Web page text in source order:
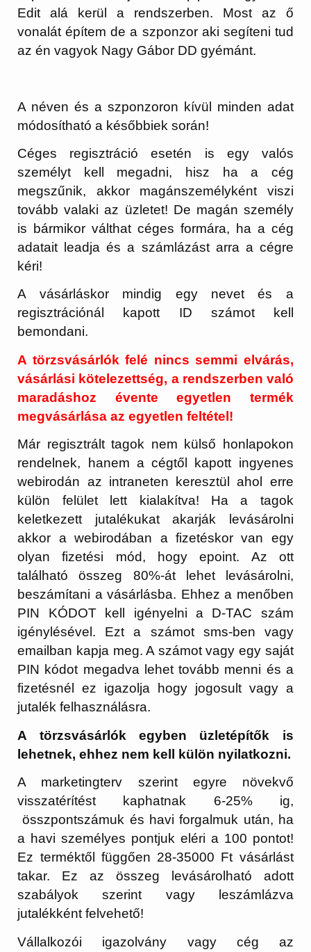
Edit alá kerül a rendszerben. Most az ő
vonalát építem de a szponzor aki segíteni tud
az én vagyok Nagy Gábor DD gyémánt.
A néven és a szponzoron kívül minden adat
módosítható a későbbiek során!
Céges regisztráció esetén is egy valós
személyt kell megadni, hisz ha a cég
megszűnik, akkor magánszemélyként viszi
tovább valaki az üzletet! De magán személy
is bármikor válthat céges formára, ha a cég
adatait leadja és a számlázást arra a cégre
kéri!
A vásárláskor mindig egy nevet és a
regisztrációnál kapott ID számot kell
bemondani.
A törzsvásárlók felé nincs semmi elvárás,
vásárlási kötelezettség, a rendszerben való
maradáshoz évente egyetlen termék
megvásárlása az egyetlen feltétel!
Már regisztrált tagok nem külső honlapokon
rendelnek, hanem a cégtől kapott ingyenes
webirodán az intraneten keresztül ahol erre
külön felület lett kialakítva! Ha a tagok
keletkezett jutalékukat akarják levásárolni
akkor a webirodában a fizetéskor van egy
olyan fizetési mód, hogy epoint. Az ott
található összeg 80%-át lehet levásárolni,
beszámítani a vásárlásba. Ehhez a menőben
PIN KÓDOT kell igényelni a D-TAC szám
igénylésével. Ezt a számot sms-ben vagy
emailban kapja meg. A számot vagy egy saját
PIN kódot megadva lehet tovább menni és a
fizetésnél ez igazolja hogy jogosult vagy a
jutalék felhasználásra.
A törzsvásárlók egyben üzletépítők is
lehetnek, ehhez nem kell külön nyilatkozni.
A marketingterv szerint egyre növekvő
visszatérítést kaphatnak 6-25% ig,
összpontszámuk és havi forgalmuk után, ha
a havi személyes pontjuk eléri a 100 pontot!
Ez terméktől függően 28-35000 Ft vásárlást
takar. Ez az összeg levásárolható adott
szabályok szerint vagy leszámlázva
jutalékként felvehető!
Vállalkozói igazolvány vagy cég az